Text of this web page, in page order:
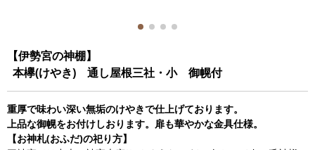
【伊勢宮の神棚】
本欅(けやき) 通し屋根三社・小 御幌付
重厚で味わい深い無垢のけやきで仕上げております。
上品な御幌をお付けしおります。扉も華やかな金具仕様。
【お神札(おふだ)の祀り方】